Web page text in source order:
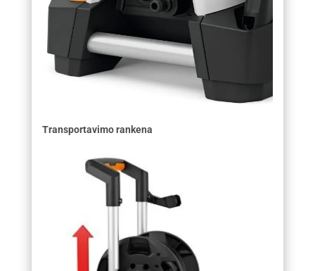
Transportavimo rankena